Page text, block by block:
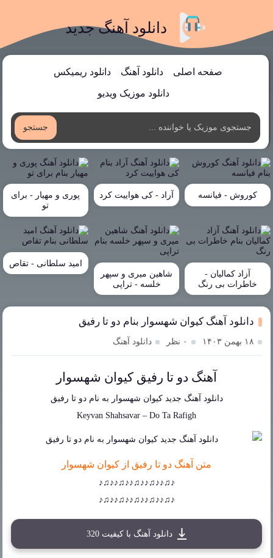
دانلود آهنگ جدید
صفحه اصلی دانلود آهنگ دانلود ریمیکس
دانلود موزیک ویدیو
جستجو
کوروش - فیانسه آراد - کی هواییت کرد
پوری و مهیار - برای
تو
آزاد کمالیان -
خاطرات بی رنگ
شاهین میری و سپهر
خلسه - تراپی
امید سلطانی - تقاص
دانلود آهنگ کیوان شهسوار بنام دو تا رفیق
۱۸ بهمن ۱۴۰۳ ۰ نظر دانلود آهنگ
آهنگ دو تا رفیق کیوان شهسوار
دانلود آهنگ جدید کیوان شهسوار به نامدو تا رفیق
Keyvan Shahsavar – Do Ta Rafigh
متن آهنگ دو تا رفیق از کیوان شهسوار
♪♫♪♪♫♪♪♫♪♪♫♪♪♫♪
♪♫♪♪♫♪♪♫♪♪♫♪♪♫♪
دانلود آهنگ با کیفیت 320